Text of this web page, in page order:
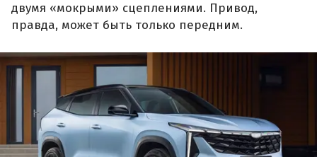
двумя «мокрыми» сцеплениями. Привод,
правда, может быть только передним.